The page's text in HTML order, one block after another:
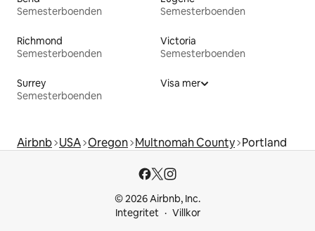
Semesterboenden
Semesterboenden
Richmond
Semesterboenden
Victoria
Semesterboenden
Surrey
Semesterboenden
Visa mer
Airbnb USA Oregon Multnomah County Portland
© 2026 Airbnb, Inc.
Integritet
Villkor